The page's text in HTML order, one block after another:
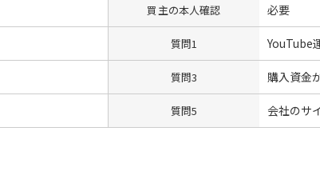
買主の本人確認 必要
質問1 YouTube
質問3 購入資金
質問5 会社のサ